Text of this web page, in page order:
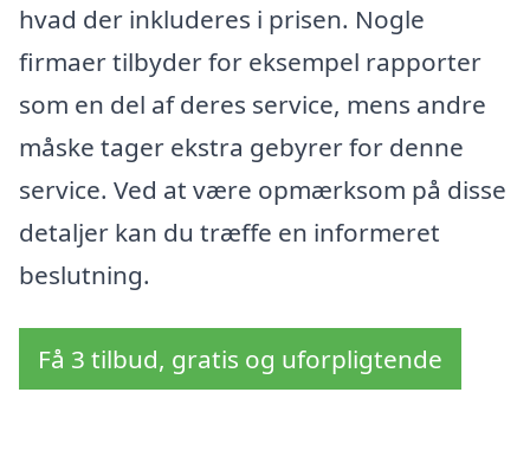
hvad der inkluderes i prisen. Nogle
firmaer tilbyder for eksempel rapporter
som en del af deres service, mens andre
måske tager ekstra gebyrer for denne
service. Ved at være opmærksom på disse
detaljer kan du træffe en informeret
beslutning.
Få 3 tilbud, gratis og uforpligtende